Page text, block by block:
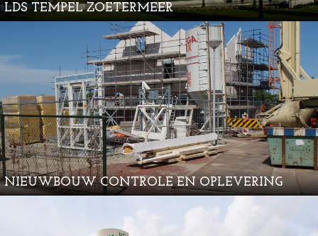
LDS TEMPEL ZOETERMEER
NIEUWBOUW CONTROLE EN OPLEVERING